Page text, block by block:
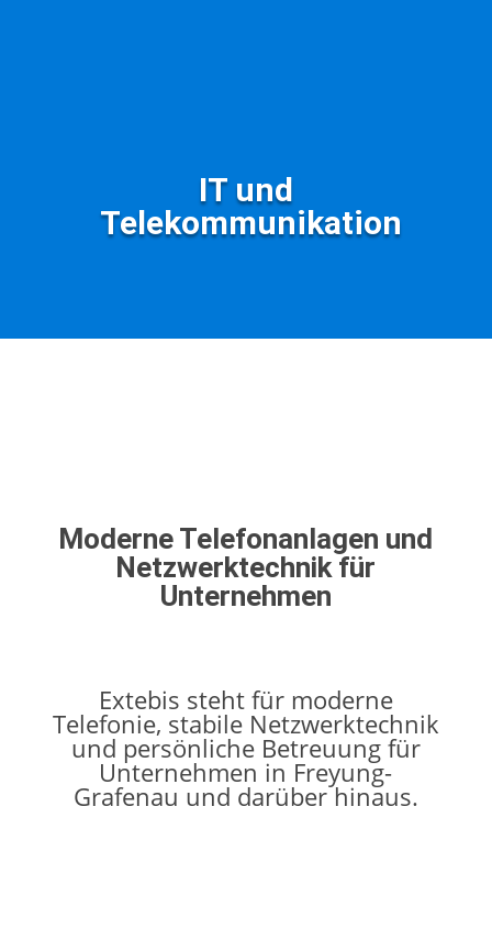
IT und
Telekommunikation
Moderne Telefonanlagen und
Netzwerktechnik für
Unternehmen
Extebis steht für moderne
Telefonie, stabile Netzwerktechnik
und persönliche Betreuung für
Unternehmen in Freyung-
Grafenau und darüber hinaus.